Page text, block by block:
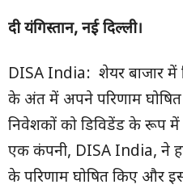
दी यंगिस्तान, नई दिल्ली।
DISA India: शेयर बाजार में
के अंत में अपने परिणाम
निवेशकों को डिविडेंड के रूप में
एक कंपनी, DISA India, ने
के परिणाम घोषित किए और